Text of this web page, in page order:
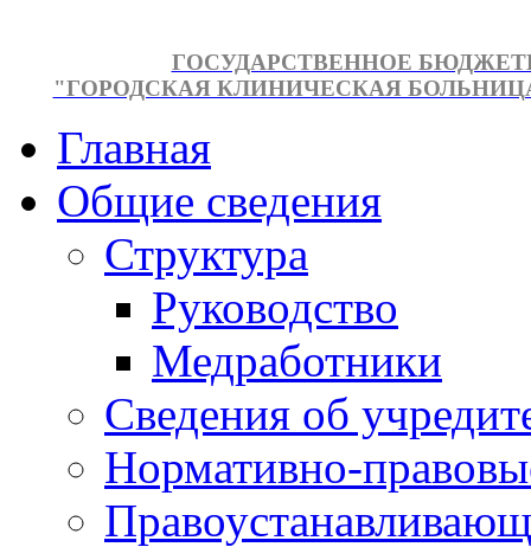
ГОСУДАРСТВЕННОЕ
"ГОРОДСКАЯ КЛИНИЧЕСКАЯ
Главная
Общие сведения
Структура
Руководство
Медработники
Сведения об
Нормативно-